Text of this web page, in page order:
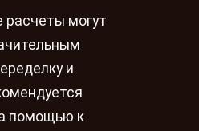
расчеты могут
и
помощью к